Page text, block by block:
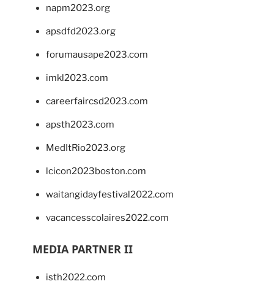
napm2023.org
apsdfd2023.org
forumausape2023.com
imkl2023.com
careerfaircsd2023.com
apsth2023.com
MedItRio2023.org
lcicon2023boston.com
waitangidayfestival2022.com
vacancesscolaires2022.com
MEDIA PARTNER II
isth2022.com